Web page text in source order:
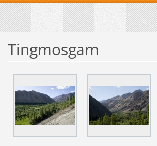
Tingmosgam